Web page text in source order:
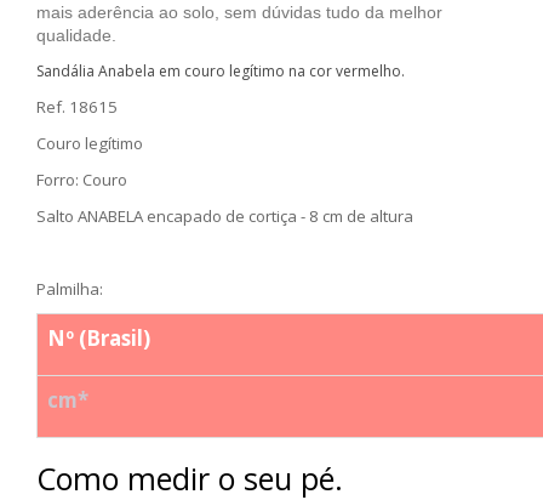
mais aderência ao solo, sem dúvidas tudo da melhor
qualidade.
Sandália Anabela em couro legítimo na cor vermelho.
Ref. 18615
Couro legítimo
Forro: Couro
Salto ANABELA encapado de cortiça - 8 cm de altura
Palmilha:
Nº (Brasil)
cm*
Como medir o seu pé.